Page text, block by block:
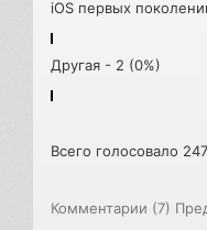
iOS первых
Другая - 2 (0%)
Всего голосовало
Комментарии (7)